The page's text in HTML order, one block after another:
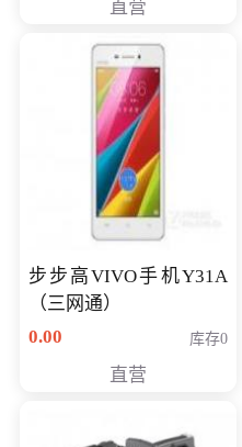
直营
步步高VIVO手机Y31A
（三网通）
0.00
库存0
直营